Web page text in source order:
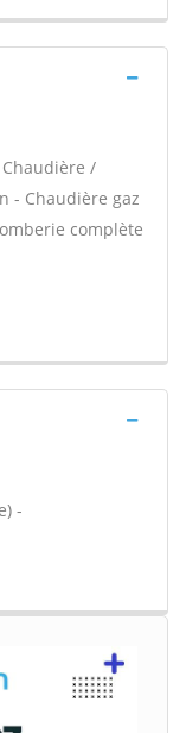
/
- Chaudière gaz
complète
-